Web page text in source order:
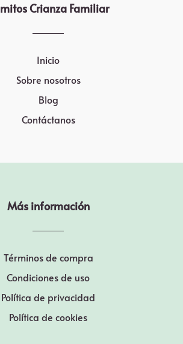
Crianza Familiar
Inicio
Sobre nosotros
Blog
Contáctanos
Más información
Términos de compra
Condiciones de uso
Política de privacidad
Política de cookies